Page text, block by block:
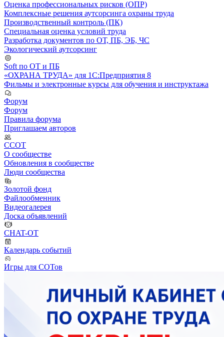
Оценка профессиональных рисков (ОПР)
Комплексные решения аутсорсинга охраны труда
Производственный контроль (ПК)
Специальная оценка условий труда
Разработка документов по ОТ, ПБ, ЭБ, ЧС
Экологический аутсорсинг
Soft по ОТ и ПБ
«ОХРАНА ТРУДА» для 1С:Предприятия 8
Фильмы и электронные курсы для обучения и инструктажа
Форум
Форум
Правила форума
Приглашаем авторов
ССОТ
О сообществе
Обновления в сообществе
Люди сообщества
Золотой фонд
Файлообменник
Видеогалерея
Доска объявлений
CHAT-OT
Календарь событий
Игры для СОТов